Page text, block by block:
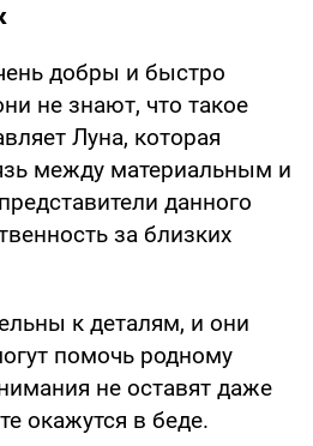
добры и быстро
не знают, что такое
Луна, которая
между материальным и
данного
за близких
к деталям, и они
помочь родному
не оставят даже
окажутся в беде.